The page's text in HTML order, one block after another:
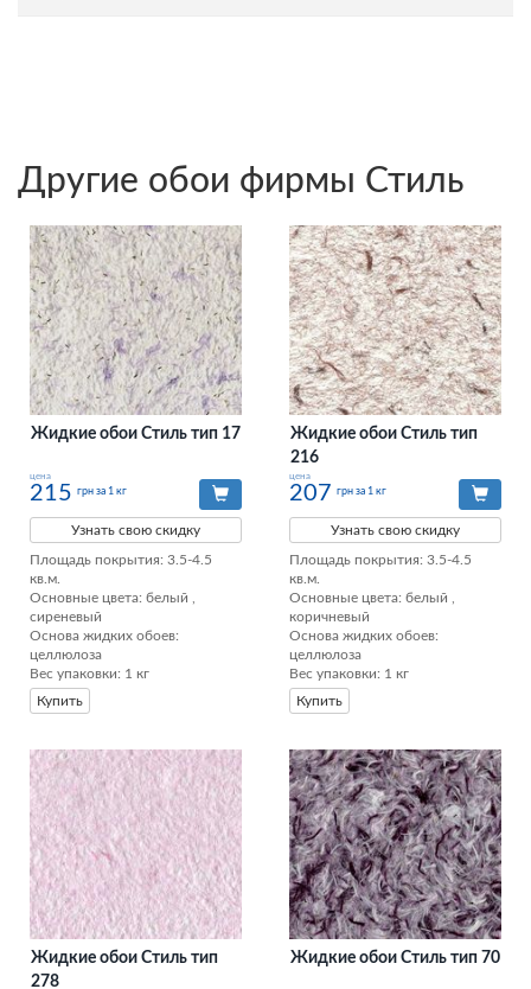
Другие обои фирмы Стиль
Жидкие обои Стиль тип 17
цена
215 грн за 1 кг
Узнать свою скидку
Площадь покрытия: 3.5-4.5
кв.м.
Основные цвета: белый ,
сиреневый
Основа жидких обоев:
целлюлоза
Вес упаковки: 1 кг
Купить
Жидкие обои Стиль тип
216
цена
207 грн за 1 кг
Узнать свою скидку
Площадь покрытия: 3.5-4.5
кв.м.
Основные цвета: белый ,
коричневый
Основа жидких обоев:
целлюлоза
Вес упаковки: 1 кг
Купить
Жидкие обои Стиль тип
278
Жидкие обои Стиль тип 70